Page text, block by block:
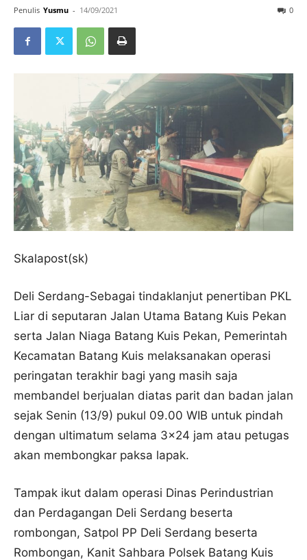
Penulis Yusmu - 14/09/2021 0
Skalapost(sk)
Deli Serdang-Sebagai tindaklanjut penertiban PKL
Liar di seputaran Jalan Utama Batang Kuis Pekan
serta Jalan Niaga Batang Kuis Pekan, Pemerintah
Kecamatan Batang Kuis melaksanakan operasi
peringatan terakhir bagi yang masih saja
membandel berjualan diatas parit dan badan jalan
sejak Senin (13/9) pukul 09.00 WIB untuk pindah
dengan ultimatum selama 3×24 jam atau petugas
akan membongkar paksa lapak.
Tampak ikut dalam operasi Dinas Perindustrian
dan Perdagangan Deli Serdang beserta
rombongan, Satpol PP Deli Serdang beserta
Rombongan, Kanit Sahbara Polsek Batang Kuis